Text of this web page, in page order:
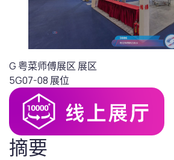
G 粤菜师傅展区 展区
5G07-08 展位
摘要